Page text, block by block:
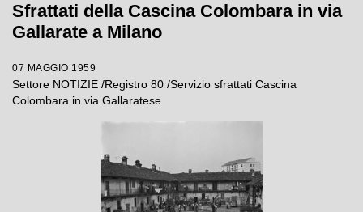
Sfrattati della Cascina Colombara in via
Gallarate a Milano
07 MAGGIO 1959
Settore NOTIZIE /Registro 80 /Servizio sfrattati Cascina
Colombara in via Gallaratese